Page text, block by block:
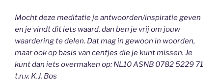
Mocht deze meditatie je antwoorden/inspiratie geven
en je vindt dit iets waard, dan ben je vrij om jouw
waardering te delen. Dat mag in gewoon in woorden,
maar ook op basis van centjes die je kunt missen. Je
kunt dan iets overmaken op: NL10 ASNB 0782 5229 71
t.n.v. K.J. Bos